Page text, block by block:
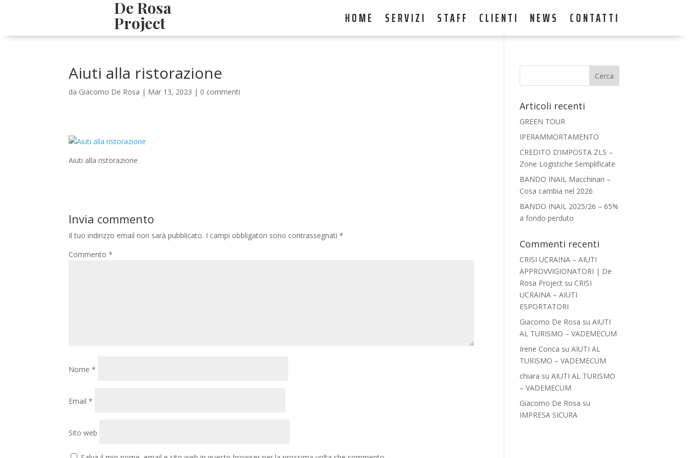
De Rosa
Project HOME SERVIZI STAFF CLIENTI NEWS CONTATTI
Aiuti alla ristorazione
da Giacomo De Rosa | Mar 13, 2023 | 0 commenti
Aiuti alla ristorazione
Invia commento
Il tuo indirizzo email non sarà pubblicato. I campi obbligatori sono contrassegnati*
Commento*
Nome*
Email*
Sito web
Articoli recenti
GREEN TOUR
IPERAMMORTAMENTO
CREDITO D’IMPOSTA ZLS –
Zone Logistiche Semplificate
BANDO INAIL Macchinari –
Cosa cambia nel 2026
BANDO INAIL 2025/26 – 65%
a fondo perduto
Commenti recenti
CRISI UCRAINA – AIUTI
APPROVVIGIONATORI | De
Rosa Project su CRISI
UCRAINA – AIUTI
ESPORTATORI
Giacomo De Rosa suAIUTI
AL TURISMO – VADEMECUM
Irene Conca suAIUTI AL
TURISMO – VADEMECUM
chiara suAIUTI AL TURISMO
– VADEMECUM
Giacomo De Rosa su
IMPRESA SICURA